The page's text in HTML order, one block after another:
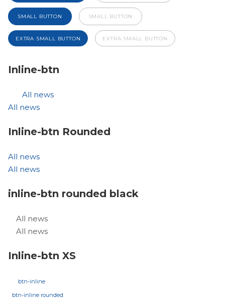
SMALL BUTTON SMALL BUTTON
EXTRA SMALL BUTTON EXTRA SMALL BUTTON
Inline-btn
All news
All news
Inline-btn Rounded
All news
All news
inline-btn rounded black
All news
All news
Inline-btn XS
btn-inline
btn-inline rounded